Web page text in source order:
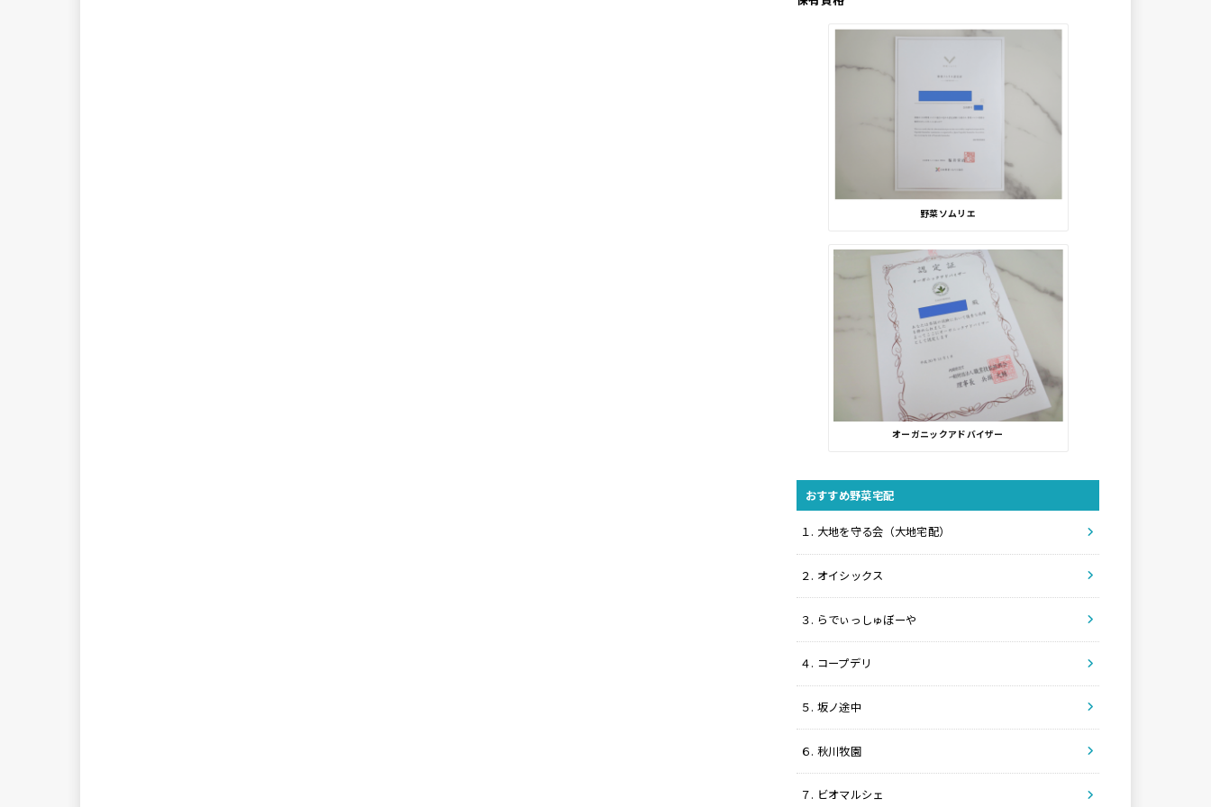
野菜ソムリエ
オーガニックアドバイザー
おすすめ野菜宅配
１. 大地を守る会（大地宅配）
２. オイシックス
３. らでぃっしゅぼーや
４. コープデリ
５. 坂ノ途中
６. 秋川牧園
７. ビオマルシェ